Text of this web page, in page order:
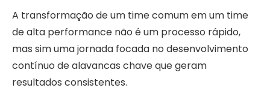
A transformação de um time comum em um time
de alta performance não é um processo rápido,
mas sim uma jornada focada no desenvolvimento
contínuo de alavancas chave que geram
resultados consistentes.